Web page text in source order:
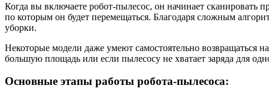
Когда вы включаете робот-пылесос, он начинает сканировать
по которым он будет перемещаться. Благодаря сложным
уборки.
Некоторые модели даже умеют самостоятельно возвращаться
большую площадь или если пылесосу не хватает заряда для
Основные этапы работы робота-пылесоса: